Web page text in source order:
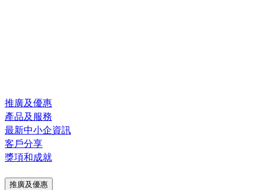
推廣及優惠
產品及服務
最新中小企資訊
客戶分享
獎項和成就
推廣及優惠